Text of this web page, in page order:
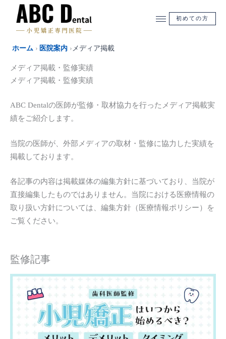
初めての方
ホーム › 医院案内 › メディア掲載
メディア掲載・監修実績
メディア掲載・監修実績
ABC Dentalの医師が監修・取材協力を行ったメディア掲載実
績をご紹介します。
当院の医師が、外部メディアの取材・監修に協力した実績を
掲載しております。
各記事の内容は掲載媒体の編集方針に基づいており、当院が
直接編集したものではありません。当院における医療情報の
取り扱い方針については、編集方針（医療情報ポリシー）を
ご覧ください。
監修記事